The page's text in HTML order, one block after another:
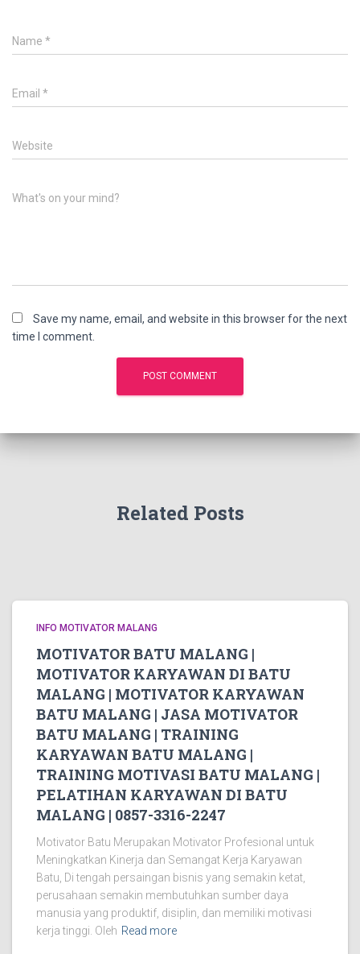
Name *
Email *
Website
What's on your mind?
Save my name, email, and website in this browser for the next
time I comment.
Related Posts
INFO MOTIVATOR MALANG
MOTIVATOR BATU MALANG |
MOTIVATOR KARYAWAN DI BATU
MALANG | MOTIVATOR KARYAWAN
BATU MALANG | JASA MOTIVATOR
BATU MALANG | TRAINING
KARYAWAN BATU MALANG |
TRAINING MOTIVASI BATU MALANG |
PELATIHAN KARYAWAN DI BATU
MALANG | 0857-3316-2247
Motivator Batu Merupakan Motivator Profesional untuk
Meningkatkan Kinerja dan Semangat Kerja Karyawan
Batu, Di tengah persaingan bisnis yang semakin ketat,
perusahaan semakin membutuhkan sumber daya
manusia yang produktif, disiplin, dan memiliki motivasi
kerja tinggi. Oleh Read more